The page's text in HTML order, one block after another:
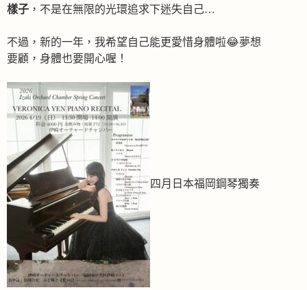
樣子 ，不是在無限的光環追求下迷失自己…
不過，新的一年，我希望自己能更愛惜身體啦😂夢想
要顧，身體也要開心喔！
四月日本福岡鋼琴獨奏